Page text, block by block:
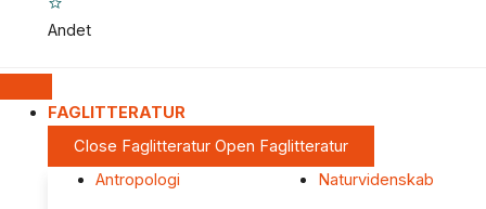
Andet
FAGLITTERATUR
Close Faglitteratur Open Faglitteratur
Antropologi
Naturvidenskab